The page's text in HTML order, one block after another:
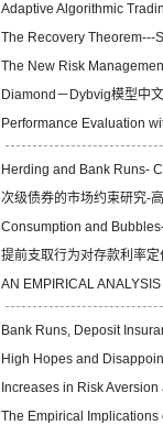
Adaptive Algorithmic
The Recovery Theorem---
The New Risk
Diamond－Dybvig模型中
Performance Evaluation
Herding and Bank Runs-
次级债券的市场约束研究-
Consumption and
提前支取行为对存款利率
AN EMPIRICAL
Bank Runs, Deposit
High Hopes and
Increases in Risk
The Empirical